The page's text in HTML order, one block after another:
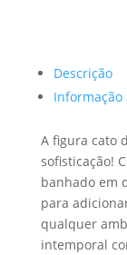
Descrição
Informação
A figura cato
sofisticação!
banhado em
para
qualquer
intemporal